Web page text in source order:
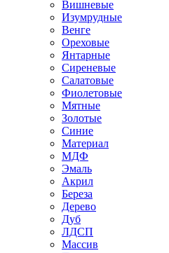
Вишневые
Изумрудные
Венге
Ореховые
Янтарные
Сиреневые
Салатовые
Фиолетовые
Мятные
Золотые
Синие
Материал
МДФ
Эмаль
Акрил
Береза
Дерево
Дуб
ЛДСП
Массив